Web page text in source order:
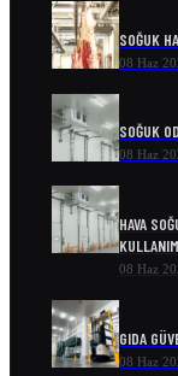
SOĞUK
08 Haz
SOĞUK
08 Haz
HAVA
08 Haz
GIDA
08 Haz